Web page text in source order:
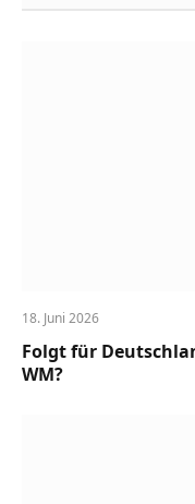
18. Juni 2026
Folgt für
WM?